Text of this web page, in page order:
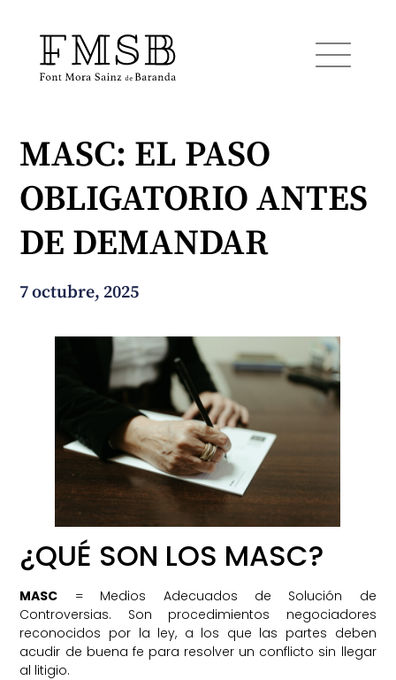
Inicio
Font Mora Sainz de Baranda
¿En qué podemos ayudarte?
MASC: EL PASO
OBLIGATORIO ANTES
DE DEMANDAR
7 octubre, 2025
¿QUÉ SON LOS MASC?
MASC = Medios Adecuados de Solución de
Controversias. Son procedimientos negociadores
reconocidos por la ley, a los que las partes deben
acudir de buena fe para resolver un conflicto sin llegar
al litigio.